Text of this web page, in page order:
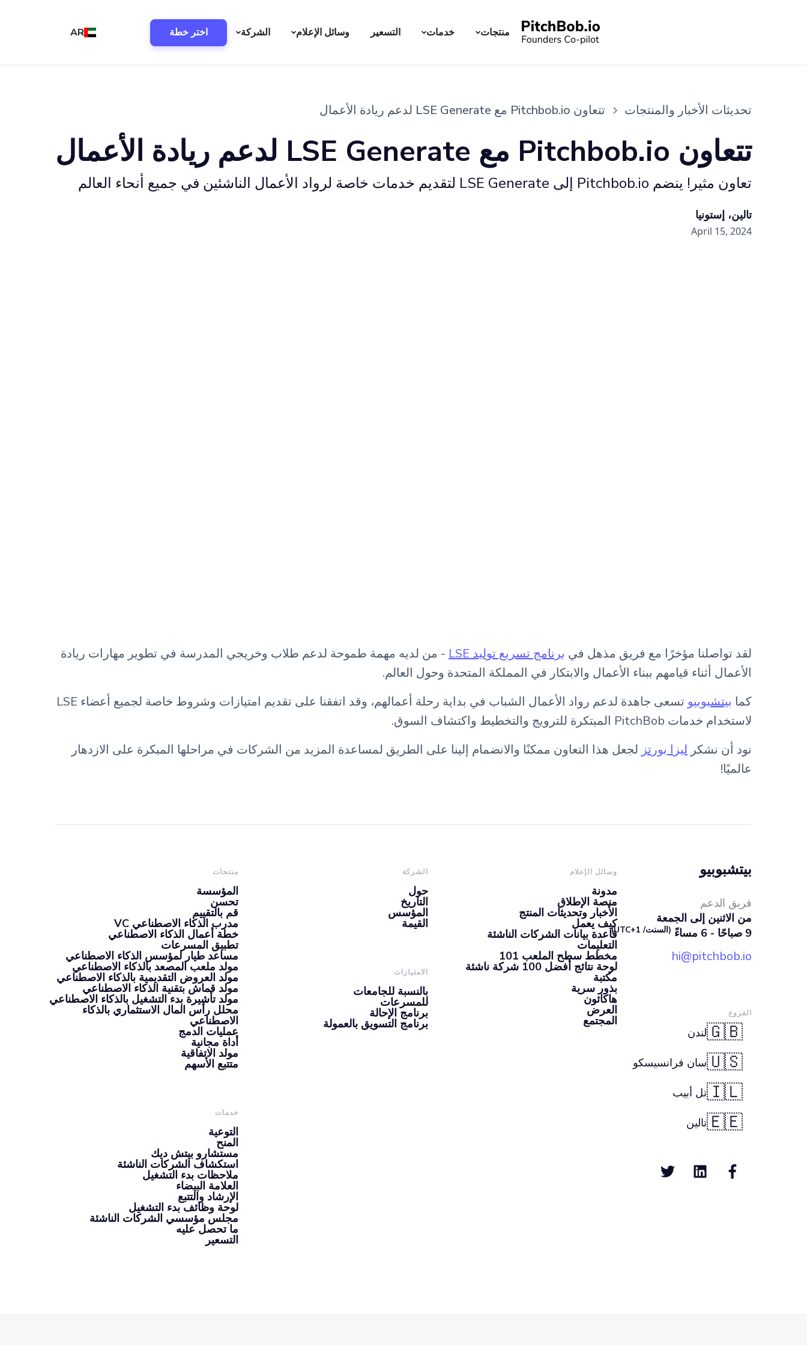
منتجات خدمات التسعير وسائل الإعلام الشركة اختر خطة AR
تحديثات الأخبار والمنتجات تتعاون Pitchbob.io مع LSE Generate لدعم ريادة الأعمال
تتعاون Pitchbob.io مع LSE Generate لدعم ريادة الأعمال
تعاون مثير! ينضم Pitchbob.io إلى LSE Generate لتقديم خدمات خاصة لرواد الأعمال الناشئين في جميع أنحاء العالم
تالين، إستونيا
April 15, 2024
لقد تواصلنا مؤخرًا مع فريق مذهل في برنامج تسريع توليد LSE
- من لديه مهمة طموحة لدعم طلاب وخريجي المدرسة في تطوير مهارات ريادة
الأعمال أثناء قيامهم ببناء الأعمال والابتكار في المملكة المتحدة وحول العالم.
كما بيتشبوبيو
تسعى جاهدة لدعم رواد الأعمال الشباب في بداية رحلة أعمالهم، وقد اتفقنا على تقديم امتيازات وشروط خاصة لجميع أعضاء LSE
لاستخدام خدمات PitchBob المبتكرة للترويج والتخطيط واكتشاف السوق.
نود أن نشكر ليزا بورتز لجعل هذا التعاون ممكنًا والانضمام إلينا على الطريق لمساعدة المزيد من الشركات في مراحلها المبكرة على الازدهار
عالميًا!
بيتشبوبيو
فريق الدعم
من الاثنين إلى الجمعة
9 صباحًا - 6 مساءً
(السنت/ UTC+1)
hi@pitchbob.io
الفروع
🇬🇧لندن
🇺🇸سان فرانسيسكو
🇮🇱تل أبيب
🇪🇪تالين
منتجات
المؤسسة
تحسن
قم بالتقييم
مدرب الذكاء الاصطناعي VC
خطة أعمال الذكاء الاصطناعي
تطبيق المسرعات
مساعد طيار لمؤسس الذكاء الاصطناعي
مولد ملعب المصعد بالذكاء الاصطناعي
مولد العروض التقديمية بالذكاء الاصطناعي
مولد قماش بتقنية الذكاء الاصطناعي
مولد تأشيرة بدء التشغيل بالذكاء الاصطناعي
محلل رأس المال الاستثماري بالذكاء
الاصطناعي
عمليات الدمج
أداة مجانية
مولد الاتفاقية
متتبع الأسهم
خدمات
التوعية
المنح
مستشارو بيتش ديك
استكشاف الشركات الناشئة
ملاحظات بدء التشغيل
العلامة البيضاء
الإرشاد والتتبع
لوحة وظائف بدء التشغيل
مجلس مؤسسي الشركات الناشئة
ما تحصل عليه
التسعير
الشركة
حول
التاريخ
المؤسس
القيمة
الامتيازات
بالنسبة للجامعات
للمسرعات
برنامج الإحالة
برنامج التسويق بالعمولة
وسائل الإعلام
مدونة
منصة الإطلاق
الأخبار وتحديثات المنتج
كيف يعمل
قاعدة بيانات الشركات الناشئة
التعليمات
مخطط سطح الملعب 101
لوحة نتائج أفضل 100 شركة ناشئة
مكتبة
بذور سرية
هاكاثون
العرض
المجتمع